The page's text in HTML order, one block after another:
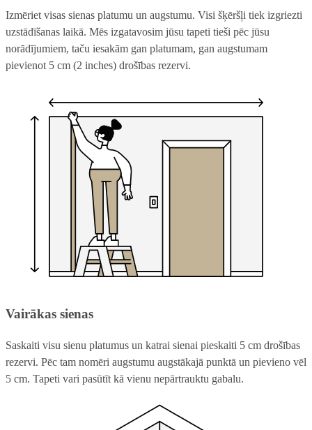
Izmēriet visas sienas platumu un augstumu. Visi šķēršļi tiek izgriezti
uzstādīšanas laikā. Mēs izgatavosim jūsu tapeti tieši pēc jūsu
norādījumiem, taču iesakām gan platumam, gan augstumam
pievienot 5 cm (2 inches) drošības rezervi.
Vairākas sienas
Saskaiti visu sienu platumus un katrai sienai pieskaiti 5 cm drošības
rezervi. Pēc tam nomēri augstumu augstākajā punktā un pievieno vēl
5 cm. Tapeti vari pasūtīt kā vienu nepārtrauktu gabalu.